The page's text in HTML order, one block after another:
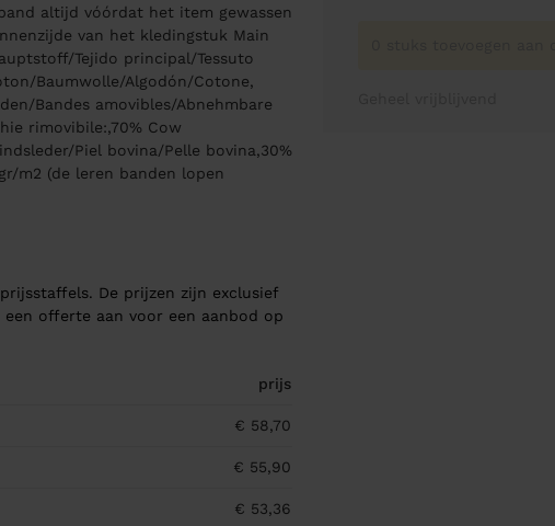
altijd vóórdat het item gewassen
van het kledingstuk Main
Tejido principal/Tessuto
Baumwolle/Algodón/Cotone,
Bandes amovibles/Abnehmbare
rimovibile:,70% Cow
Piel bovina/Pelle bovina,30%
m2 (de leren banden lopen
De prijzen zijn exclusief
offerte aan voor een aanbod op
prijs
€ 58,70
€ 55,90
€ 53,36